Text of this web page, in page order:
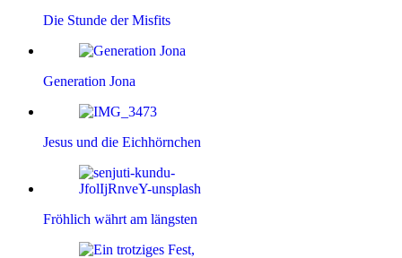
Die Stunde der Misfits
Generation Jona
Jesus und die Eichhörnchen
Fröhlich währt am längsten